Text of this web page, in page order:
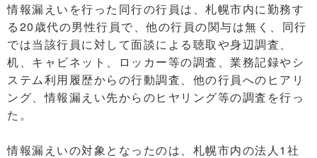
情報漏えいを行った同行の行員は、札幌市内に勤務す
る20歳代の男性行員で、他の行員の関与は無く、同行
では当該行員に対して面談による聴取や身辺調査、
机、キャビネット、ロッカー等の調査、業務記録やシ
ステム利用履歴からの行動調査、他の行員へのヒアリ
ング、情報漏えい先からのヒヤリング等の調査を行っ
た。
情報漏えいの対象となったのは、札幌市内の法人1社